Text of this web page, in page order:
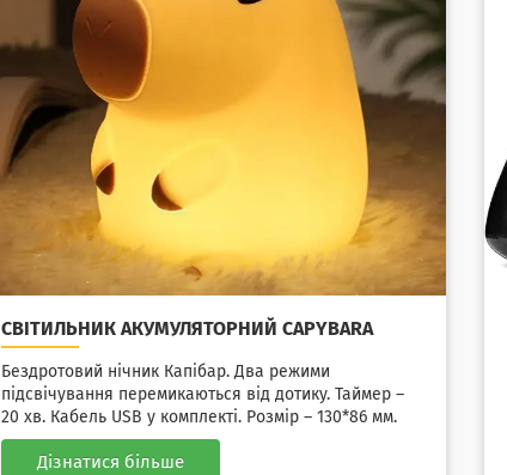
СВІТИЛЬНИК АКУМУЛЯТОРНИЙ CAPYBARA
Бездротовий нічник Капібар. Два режими
підсвічування перемикаються від дотику. Таймер –
20 хв. Кабель USB у комплекті. Розмір – 130*86 мм.
Дізнатися більше